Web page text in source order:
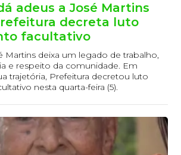
adeus a José Martins
decreta luto
facultativo
Martins deixa um legado de trabalho,
e respeito da comunidade. Em
trajetória, Prefeitura decretou luto
nesta quarta-feira (5).